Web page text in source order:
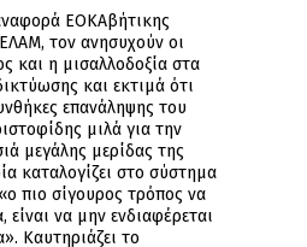
ΕΟΚΑβήτικης
τον ανησυχούν οι
και η μισαλλοδοξία στα
και εκτιμά ότι
επανάληψης του
μιλά για την
μεγάλης μερίδας της
καταλογίζει στο σύστημα
πιο σίγουρος τρόπος να
είναι να μην ενδιαφέρεται
Καυτηριάζει το